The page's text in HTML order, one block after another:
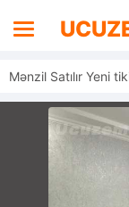
Mənzil Satılır Yeni